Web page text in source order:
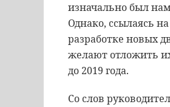
изначально был
Однако, ссылаясь на
разработке новых
желают отложить
до 2019 года.
Со слов